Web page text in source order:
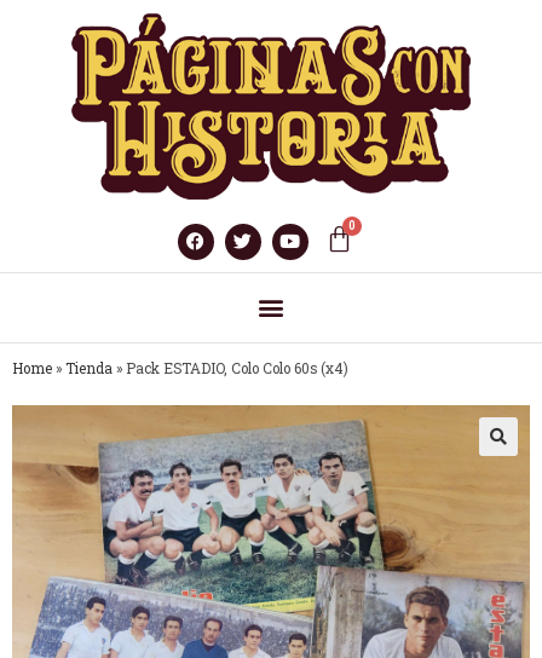
Home » Tienda » Pack ESTADIO, Colo Colo 60s (x4)